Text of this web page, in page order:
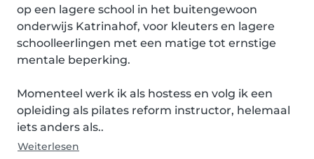
op een lagere school in het buitengewoon
onderwijs Katrinahof, voor kleuters en lagere
schoolleerlingen met een matige tot ernstige
mentale beperking.
Momenteel werk ik als hostess en volg ik een
opleiding als pilates reform instructor, helemaal
iets anders als..
Weiterlesen